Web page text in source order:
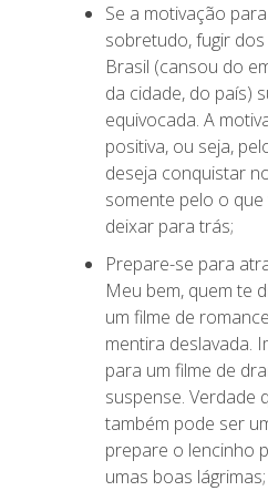
Se a motivação
sobretudo, fugir
Brasil (cansou do
da cidade, do país)
equivocada. A
positiva, ou seja,
deseja conquistar
somente pelo o que
deixar para trás;
Prepare-se para
Meu bem, quem te
um filme de
mentira deslavada.
para um filme de
suspense. Verdade
também pode ser
prepare o lencinho
umas boas lágrimas;